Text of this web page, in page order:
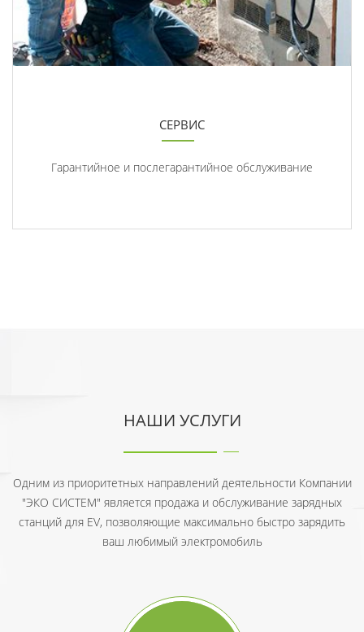
СЕРВИС
Гарантийное и послегарантийное обслуживание
НАШИ УСЛУГИ
Одним из приоритетных направлений деятельности Компании
"ЭКО СИСТЕМ" является продажа и обслуживание зарядных
станций для EV, позволяющие максимально быстро зарядить
ваш любимый электромобиль